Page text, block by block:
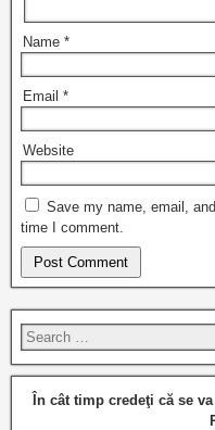
Name *
Email *
Website
Save my name, email,
time I comment.
În cât timp credeţi că se